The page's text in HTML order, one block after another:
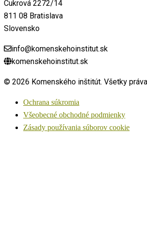
Cukrová 2272/14
811 08 Bratislava
Slovensko
info@komenskehoinstitut.sk
komenskehoinstitut.sk
© 2026 Komenského inštitút. Všetky
Ochrana súkromia
Všeobecné obchodné podmienky
Zásady používania súborov cookie